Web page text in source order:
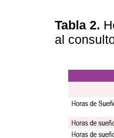
Tabla 2.
al